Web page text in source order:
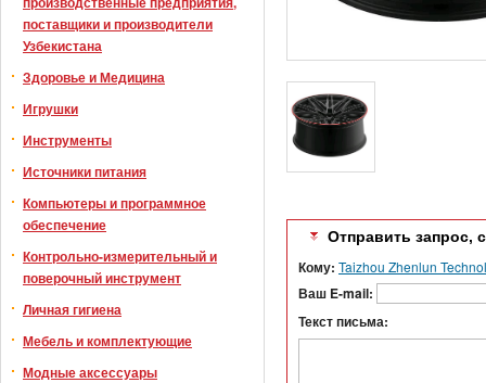
поставщики и производители
Узбекистана
Здоровье и Медицина
Игрушки
Инструменты
Источники питания
Компьютеры и программное
обеспечение
Контрольно-измерительный и
поверочный инструмент
Личная гигиена
Мебель и комплектующие
Модные аксессуары
Отправить запрос,
Кому: Taizhou Zhenlun
Ваш E-mail:
Текст письма: